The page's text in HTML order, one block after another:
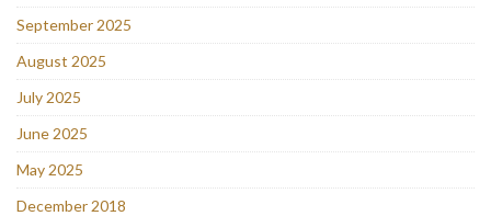
September 2025
August 2025
July 2025
June 2025
May 2025
December 2018